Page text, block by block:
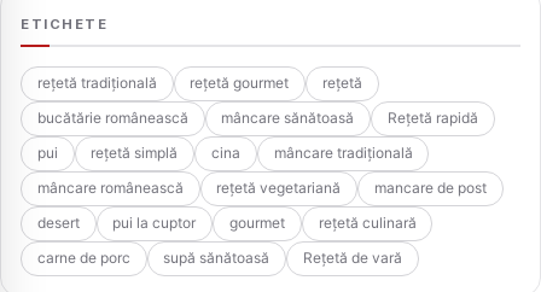
ETICHETE
rețetă tradițională rețetă gourmet
rețetă
bucătărie românească
mâncare sănătoasă
Rețetă rapidă
pui
rețetă simplă cina
mâncare tradițională
mâncare românească
rețetă vegetariană
mancare de post
desert
pui la cuptor gourmet
rețetă culinară
carne de porc
supă sănătoasă Rețetă de vară